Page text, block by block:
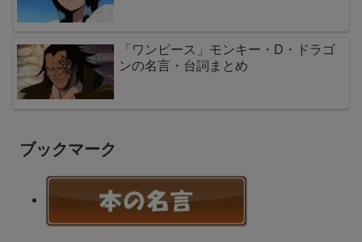
「ワンピース」モンキー・D・ドラゴ
ンの名言・台詞まとめ
ブックマーク